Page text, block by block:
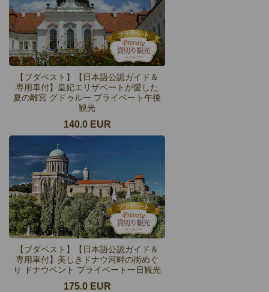
【ブダペスト】【日本語公認ガイド＆
専用車付】皇妃エリザベートが愛した
夏の離宮 グドゥルー プライベート午後
観光
140.0 EUR
【ブダペスト】【日本語公認ガイド＆
専用車付】美しきドナウ河畔の街めぐ
り ドナウベント プライベート一日観光
175.0 EUR